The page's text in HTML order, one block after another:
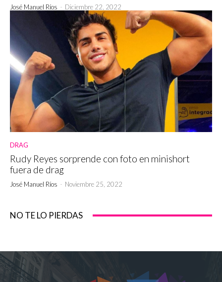
José Manuel Ríos - Diciembre 22, 2022
DRAG
Rudy Reyes sorprende con foto en minishort
fuera de drag
José Manuel Ríos - Noviembre 25, 2022
NO TE LO PIERDAS